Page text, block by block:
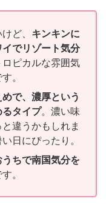
ど、 キンキンに
でリゾート気分
ロピカルな雰囲気
。
で、濃厚という
タイプ。濃い味
違うかもしれま
日にぴったり。
うちで南国気分を
。